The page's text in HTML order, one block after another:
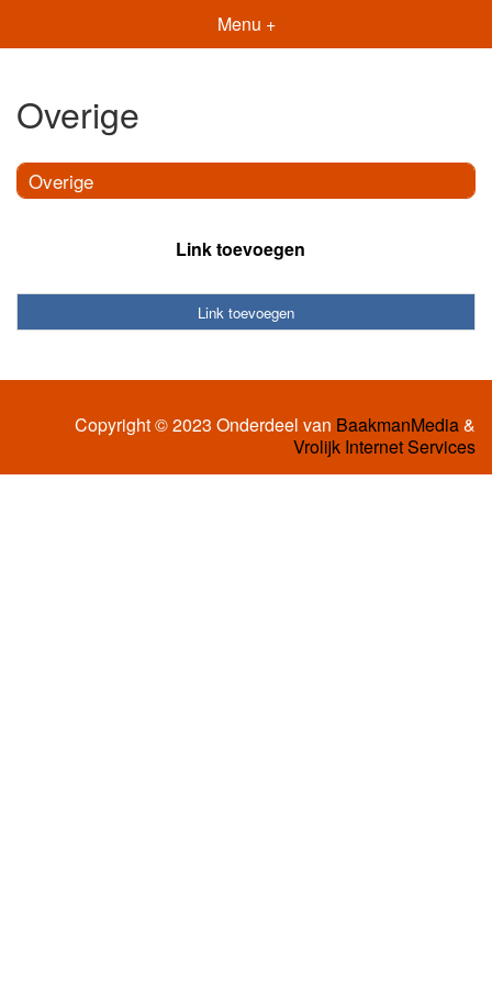
Menu +
Overige
Overige
Link toevoegen
Link toevoegen
Copyright © 2023 Onderdeel van BaakmanMedia&
Vrolijk Internet Services